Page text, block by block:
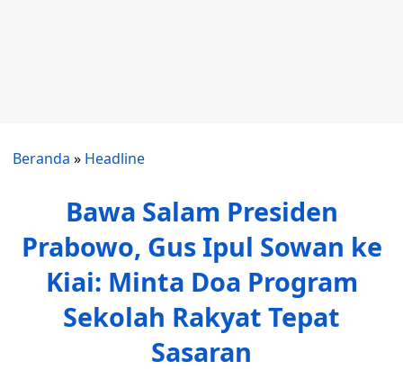
Beranda » Headline
Bawa Salam Presiden
Prabowo, Gus Ipul Sowan ke
Kiai: Minta Doa Program
Sekolah Rakyat Tepat
Sasaran